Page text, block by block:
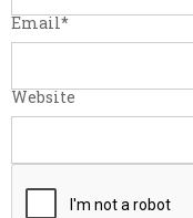
Email*
Website